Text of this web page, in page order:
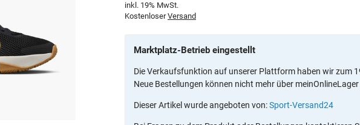
inkl. 19% MwSt.
KostenloserVersand
Marktplatz-Betrieb eingestellt
Die Verkaufsfunktion auf unserer Plattform haben wir zum
Neue Bestellungen können nicht mehr über
Dieser Artikel wurde angeboten von:Sport-Versand24